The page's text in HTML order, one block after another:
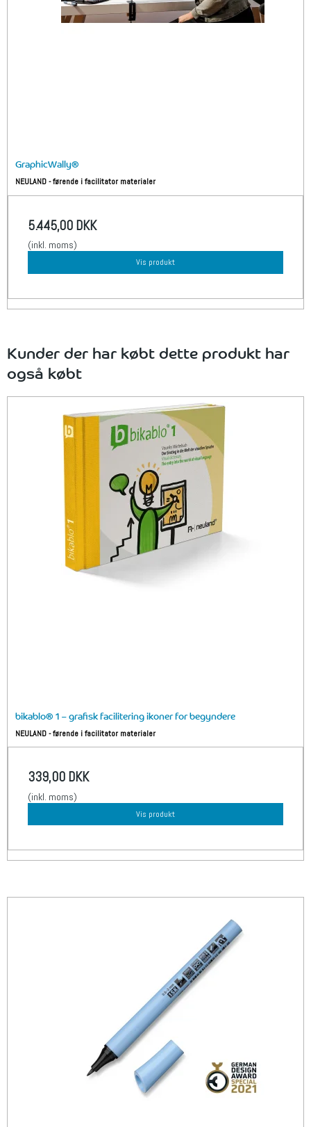
GraphicWally®
NEULAND - førende i facilitator materialer
5.445,00 DKK
(inkl. moms)
Vis produkt
Kunder der har købt dette produkt har
også købt
bikablo® 1 – grafisk facilitering ikoner for begyndere
NEULAND - førende i facilitator materialer
339,00 DKK
(inkl. moms)
Vis produkt